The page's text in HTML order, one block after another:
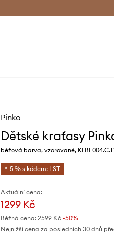
Pinko
Dětské kraťasy
béžová barva, vzorované,
*-5 % s kódem: LST
Aktuální cena:
1299 Kč
Běžná cena: 2599 Kč-50%
Nejnižší cena za posledních 30 dnů